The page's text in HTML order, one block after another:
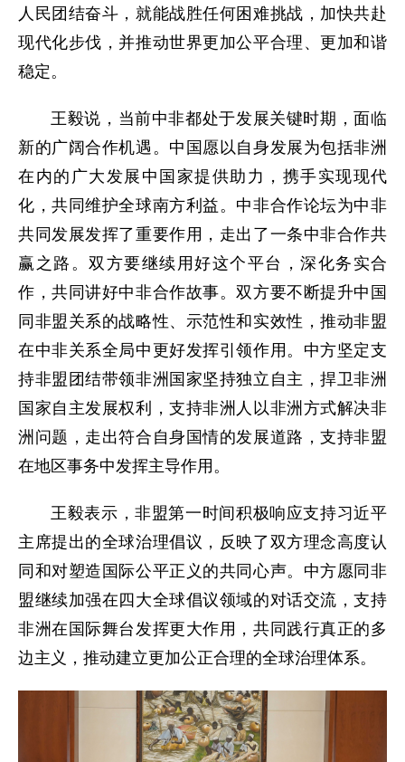
人民团结奋斗，就能战胜任何困难挑战，加快共赴
现代化步伐，并推动世界更加公平合理、更加和谐
稳定。
王毅说，当前中非都处于发展关键时期，面临
新的广阔合作机遇。中国愿以自身发展为包括非洲
在内的广大发展中国家提供助力，携手实现现代
化，共同维护全球南方利益。中非合作论坛为中非
共同发展发挥了重要作用，走出了一条中非合作共
赢之路。双方要继续用好这个平台，深化务实合
作，共同讲好中非合作故事。双方要不断提升中国
同非盟关系的战略性、示范性和实效性，推动非盟
在中非关系全局中更好发挥引领作用。中方坚定支
持非盟团结带领非洲国家坚持独立自主，捍卫非洲
国家自主发展权利，支持非洲人以非洲方式解决非
洲问题，走出符合自身国情的发展道路，支持非盟
在地区事务中发挥主导作用。
王毅表示，非盟第一时间积极响应支持习近平
主席提出的全球治理倡议，反映了双方理念高度认
同和对塑造国际公平正义的共同心声。中方愿同非
盟继续加强在四大全球倡议领域的对话交流，支持
非洲在国际舞台发挥更大作用，共同践行真正的多
边主义，推动建立更加公正合理的全球治理体系。